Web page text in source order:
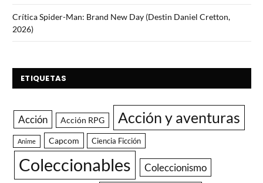
Crítica Spider-Man: Brand New Day (Destin Daniel Cretton,
2026)
ETIQUETAS
Acción Acción RPG Acción y aventuras
Anime Capcom Ciencia Ficción
Coleccionables Coleccionismo